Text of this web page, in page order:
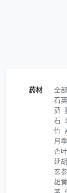
药材 全部
石英
茹
石
竹
月
杏叶
延
玄参
雄黄